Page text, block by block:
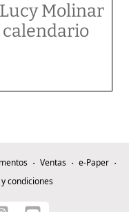
Lucy Molinar
Ventas
e-Paper
condiciones